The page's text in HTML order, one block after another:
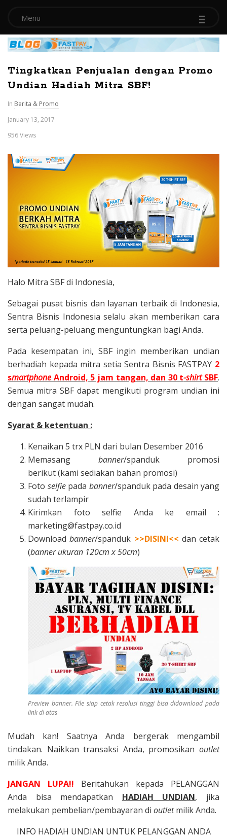
Menu -
-
-
B
l
S
e
n
t
r
a
B
i
s
n
s
F
a
s
t
p
a
y
Tingkatkan Penjualan dengan Promo
Undian Hadiah Mitra SBF!
In Berita & Promo
January 13, 2017
956 Views
Halo Mitra SBF di Indonesia,
Sebagai pusat bisnis dan layanan terbaik di Indonesia,
Sentra Bisnis Indonesia selalu akan memberikan cara
serta peluang-peluang menguntungkan bagi Anda.
Pada kesempatan ini, SBF ingin memberikan undian
berhadiah kepada mitra setia Sentra Bisnis FASTPAY 2
smartphone Android, 5 jam tangan, dan 30 t-shirtSBF.
Semua mitra SBF dapat mengikuti program undian ini
dengan sangat mudah.
Syarat & ketentuan :
Kenaikan 5 trx PLN dari bulan Desember 2016
Memasang banner/spanduk promosi
berikut (kami sediakan bahan promosi)
Foto selfiepada banner/spanduk pada desain yang
sudah terlampir
Kirimkan foto selfie Anda ke email :
marketing@fastpay.co.id
Downloadbanner/spanduk >>DISINI<< dan cetak
(banner ukuran 120cm x 50cm)
Preview banner. File siap cetak resolusi tinggi bisa didownload pada
link di atas
Mudah kan! Saatnya Anda bergerak mengambil
tindakan. Naikkan transaksi Anda, promosikan outlet
milik Anda.
JANGAN LUPA!! Beritahukan kepada PELANGGAN
Anda bisa mendapatkan HADIAH UNDIAN, jika
melakukan pembelian/pembayaran di outletmilik Anda.
INFO HADIAH UNDIAN UNTUK PELANGGAN ANDA